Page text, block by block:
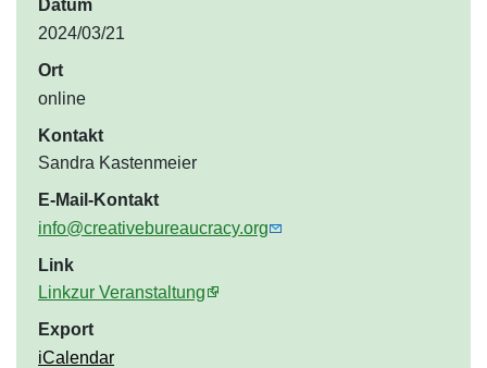
Datum
2024/03/21
Ort
online
Kontakt
Sandra Kastenmeier
E-Mail-Kontakt
info@creativebureaucracy.org
Link
Linkzur Veranstaltung
Export
iCalendar